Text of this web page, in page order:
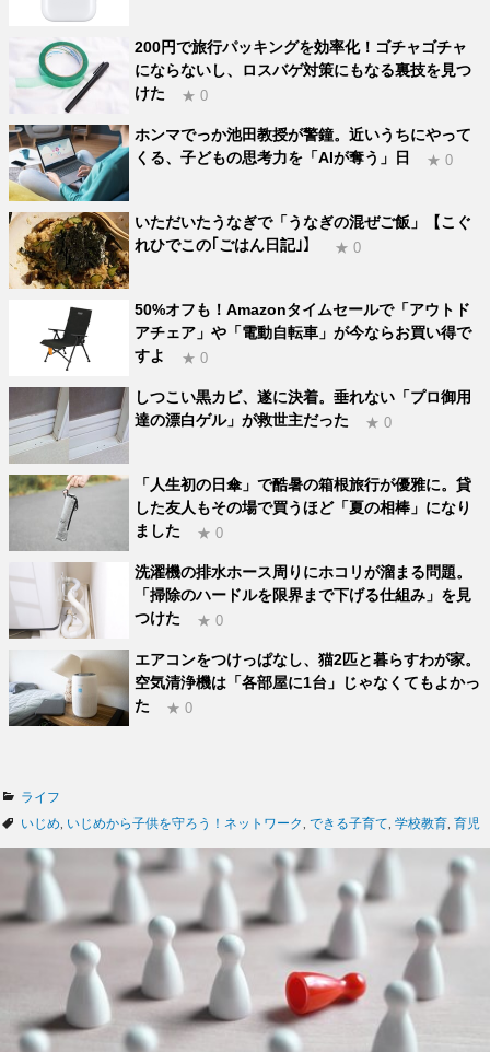
200円で旅行パッキングを効率化！ゴチャゴチャ
にならないし、ロスバゲ対策にもなる裏技を見つ
けた
★ 0
ホンマでっか池田教授が警鐘。近いうちにやって
くる、子どもの思考力を「AIが奪う」日
★ 0
いただいたうなぎで「うなぎの混ぜご飯」【こぐ
れひでこの｢ごはん日記｣】
★ 0
50%オフも！Amazonタイムセールで「アウトド
アチェア」や「電動自転車」が今ならお買い得で
すよ
★ 0
しつこい黒カビ、遂に決着。垂れない「プロ御用
達の漂白ゲル」が救世主だった
★ 0
「人生初の日傘」で酷暑の箱根旅行が優雅に。貸
した友人もその場で買うほど「夏の相棒」になり
ました
★ 0
洗濯機の排水ホース周りにホコリが溜まる問題。
「掃除のハードルを限界まで下げる仕組み」を見
つけた
★ 0
エアコンをつけっぱなし、猫2匹と暮らすわが家。
空気清浄機は「各部屋に1台」じゃなくてもよかっ
た
★ 0
カ
テ
リ
ライフ
タ
いじめ いじめから子供を守ろう！ネットワーク できる子育て 学校教育 育児